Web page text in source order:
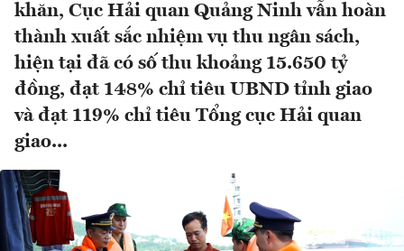
khăn, Cục Hải quan Quảng Ninh vẫn hoàn
thành xuất sắc nhiệm vụ thu ngân sách,
hiện tại đã có số thu khoảng 15.650 tỷ
đồng, đạt 148% chỉ tiêu UBND tỉnh giao
và đạt 119% chỉ tiêu Tổng cục Hải quan
giao...